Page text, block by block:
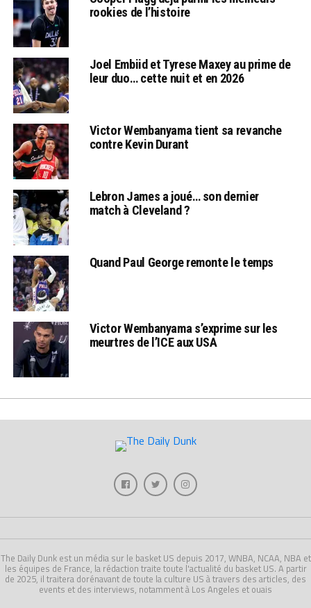
rookies de l’histoire
Joel Embiid et Tyrese Maxey au prime de
leur duo… cette nuit et en 2026
Victor Wembanyama tient sa revanche
contre Kevin Durant
Lebron James a joué… son dernier
match à Cleveland ?
Quand Paul George remonte le temps
Victor Wembanyama s’exprime sur les
meurtres de l’ICE aux USA
The Daily Dunk est un média sur le basket US depuis 2017, WNBA, NCAA, NBA et
les équipes de France, la rédaction traite toute l'actualité du basket US. A partir
de 2025, il traitera dorénavant de toute la culture US à travers des articles, des
events et des interviews, notamment à Los Angeles et ouais